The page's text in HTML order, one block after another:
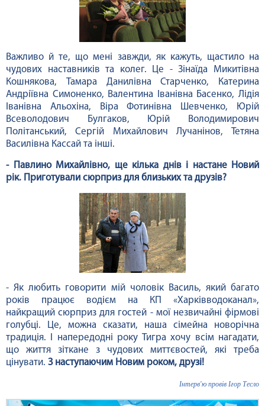
Важливо й те, що мені завжди, як кажуть, щастило на
чудових наставників та колег. Це - Зінаїда Микитівна
Кошнякова, Тамара Данилівна Старченко, Катерина
Андріївна Симоненко, Валентина Іванівна Басенко, Лідія
Іванівна Альохіна, Віра Фотинівна Шевченко, Юрій
Всеволодович Булгаков, Юрій Володимирович
Політанський, Сергій Михайлович Лучанінов, Тетяна
Василівна Кассай та інші.
- Павлино Михайлівно, ще кілька днів і настане Новий
рік. Приготували сюрприз для близьких та друзів?
- Як любить говорити мій чоловік Василь, який багато
років працює водієм на КП «Харківводоканал»,
найкращий сюрприз для гостей - мої незвичайні фірмові
голубці. Це, можна сказати, наша сімейна новорічна
традиція. І напередодні року Тигра хочу всім нагадати,
що життя зіткане з чудових миттєвостей, які треба
цінувати. З наступаючим Новим роком, друзі!
Інтерв'ю провів Ігор Тесло